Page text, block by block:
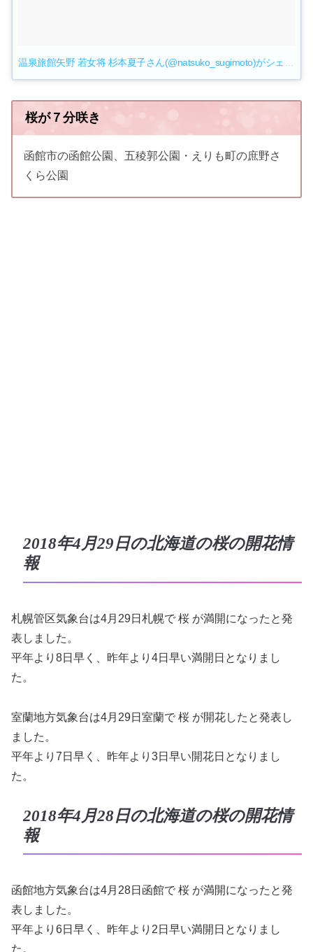
桜が７分咲き
函館市の函館公園、五稜郭公園・えりも町の庶野さ
くら公園
2018年4月29日の北海道の桜の開花情
報
札幌管区気象台は4月29日札幌で 桜 が満開になったと発
表しました。
平年より8日早く、昨年より4日早い満開日となりまし
た。
室蘭地方気象台は4月29日室蘭で 桜 が開花したと発表し
ました。
平年より7日早く、昨年より3日早い開花日となりまし
た。
2018年4月28日の北海道の桜の開花情
報
函館地方気象台は4月28日函館で 桜 が満開になったと発
表しました。
平年より6日早く、昨年より2日早い満開日となりまし
た。